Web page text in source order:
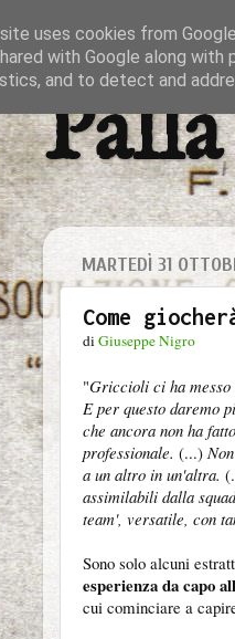
MARTEDÌ 31
Come
diGiuseppe Nigro
"Griccioli ci ha
E per questo daremo
che ancora non ha
professionale. (...)
a un altro in un'altra.
assimilabili dalla
team', versatile, con
Sono solo alcuni
esperienza da capo
cui cominciare a
uses cookies from
with Google along
and to detect and